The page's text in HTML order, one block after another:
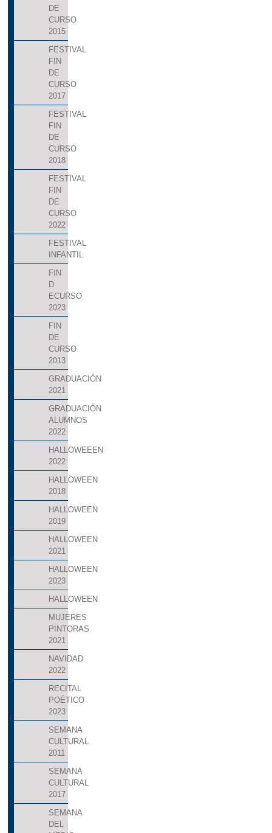
DE
CURSO
2015
FESTIVAL
FIN
DE
CURSO
2017
FESTIVAL
FIN
DE
CURSO
2018
FESTIVAL
FIN
DE
CURSO
2022
FESTIVAL
INFANTIL
FIN
D
ECURSO
2023
FIN
DE
CURSO
2013
GRADUACIÓN
2021
GRADUACIÓN
ALUMNOS
2022
HALLOWEEEN
2022
HALLOWEEN
2018
HALLOWEEN
2019
HALLOWEEN
2021
HALLOWEEN
2023
HALLOWEEN
MUJERES
PINTORAS
2021
NAVIDAD
2022
RECITAL
POÉTICO
2023
SEMANA
CULTURAL
2011
SEMANA
CULTURAL
2017
SEMANA
DEL